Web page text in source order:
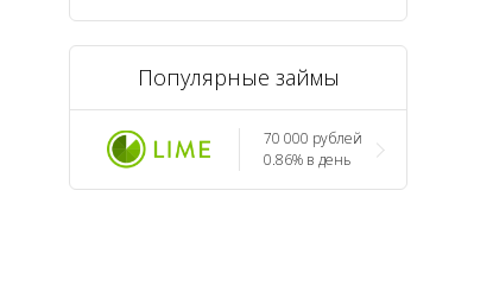
Популярные займы
70 000 рублей
0.86% в день